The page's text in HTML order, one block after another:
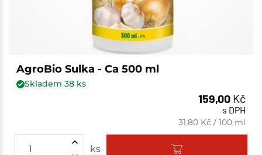
AgroBio Sulka - Ca 500 ml
Skladem 38ks
159,00 Kč
s DPH
31,80 Kč /100 ml
ks